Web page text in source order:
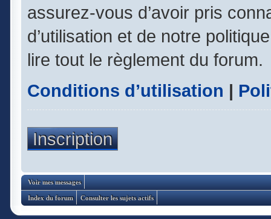
assurez-vous d’avoir pris
d’utilisation et de notre
lire tout le règlement du forum.
Conditions d’utilisation |
Inscription
Voir mes messages
Index du forum Consulter les sujets actifs